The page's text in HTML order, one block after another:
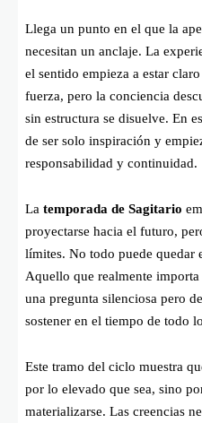
Llega un punto en el que la
necesitan un anclaje. La
el sentido empieza a estar
fuerza, pero la conciencia
sin estructura se disuelve. En
de ser solo inspiración y
responsabilidad y continuidad.
La temporada de Sagitario
proyectarse hacia el futuro,
límites. No todo puede quedar
Aquello que realmente
una pregunta silenciosa pero
sostener en el tiempo de todo
Este tramo del ciclo muestra
por lo elevado que sea, sino
materializarse. Las creencias